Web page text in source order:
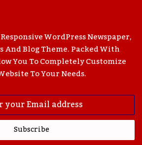
WordPress Newspaper,
And Blog Theme. Packed With
You To Completely Customize
To Your Needs.